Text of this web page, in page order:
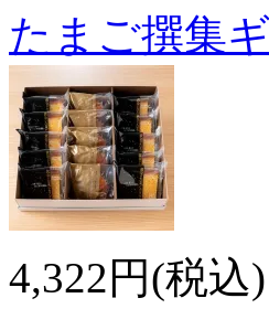
たまご撰集
4,322円(税込)